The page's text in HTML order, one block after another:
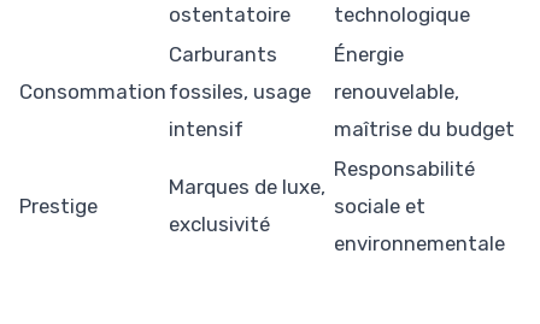
ostentatoire technologique
Consommation
Carburants
fossiles, usage
intensif
Énergie
renouvelable,
maîtrise du budget
Prestige
Marques de luxe,
exclusivité
Responsabilité
sociale et
environnementale